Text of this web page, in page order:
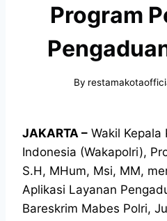
Program
By
JAKARTA – Wakil Kepala
Indonesia (Wakapolri),
S.H, MHum, Msi, MM,
Aplikasi Layanan
Bareskrim Mabes Polri,